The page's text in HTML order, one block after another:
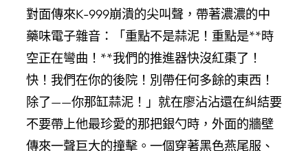
對面傳來K-999崩潰的尖叫聲，帶著濃濃的中
藥味電子雜音：「重點不是蒜泥！重點是**時
空正在彎曲！**我們的推進器快沒紅棗了！
快！我們在你的後院！別帶任何多餘的東西！
除了——你那缸蒜泥！」就在廖沾沾還在糾結要
不要帶上他最珍愛的那把銀勺時，外面的牆壁
傳來一聲巨大的撞擊。一個穿著黑色燕尾服、